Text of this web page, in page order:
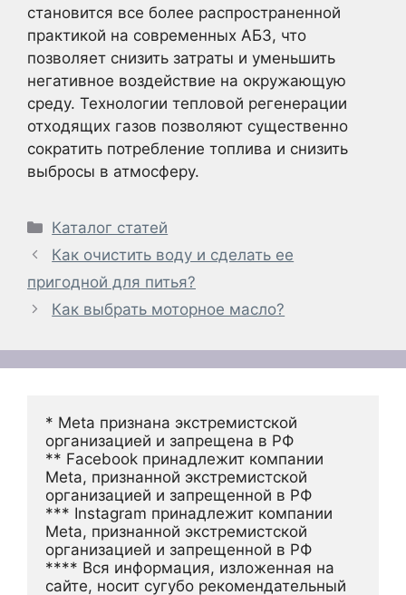
становится все более распространенной
практикой на современных АБЗ, что
позволяет снизить затраты и уменьшить
негативное воздействие на окружающую
среду. Технологии тепловой регенерации
отходящих газов позволяют существенно
сократить потребление топлива и снизить
выбросы в атмосферу.
Рубрики
Каталог статей
Как очистить воду и сделать ее
пригодной для питья?
Как выбрать моторное масло?
* Meta признана экстремистской
организацией и запрещена в РФ
** Facebook принадлежит компании
Meta, признанной экстремистской
организацией и запрещенной в РФ
*** Instagram принадлежит компании
Meta, признанной экстремистской
организацией и запрещенной в РФ
**** Вся информация, изложенная на
сайте, носит сугубо рекомендательный